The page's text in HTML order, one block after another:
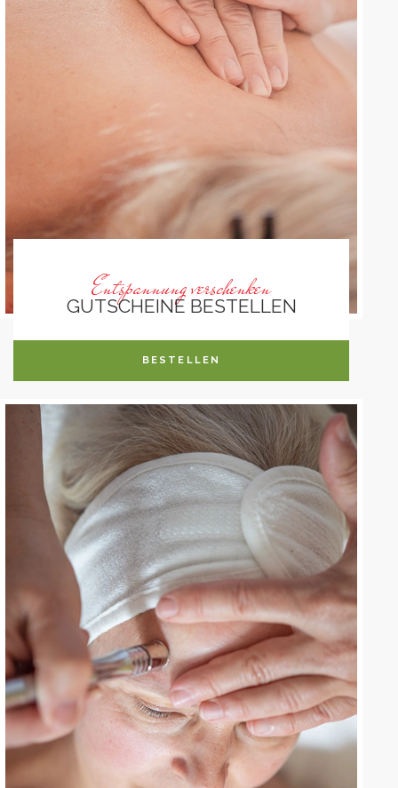
Entspannung verschenken
GUTSCHEINE BESTELLEN
BESTELLEN